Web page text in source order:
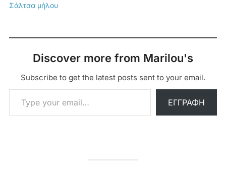
Σάλτσα μήλου
Discover more from Marilou's
Subscribe to get the latest posts sent to your email.
Type your email…
ΕΓΓΡΑΦΉ